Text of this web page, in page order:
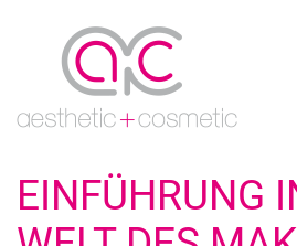
EINFÜHRUNG